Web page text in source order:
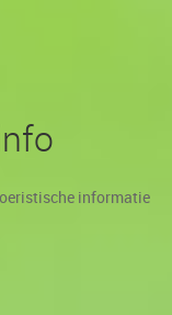
informatie